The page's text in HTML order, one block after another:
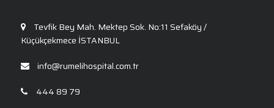
Tevfik Bey Mah. Mektep Sok. No:11 Sefaköy /
Küçükçekmece İSTANBUL
info@rumelihospital.com.tr
444 89 79